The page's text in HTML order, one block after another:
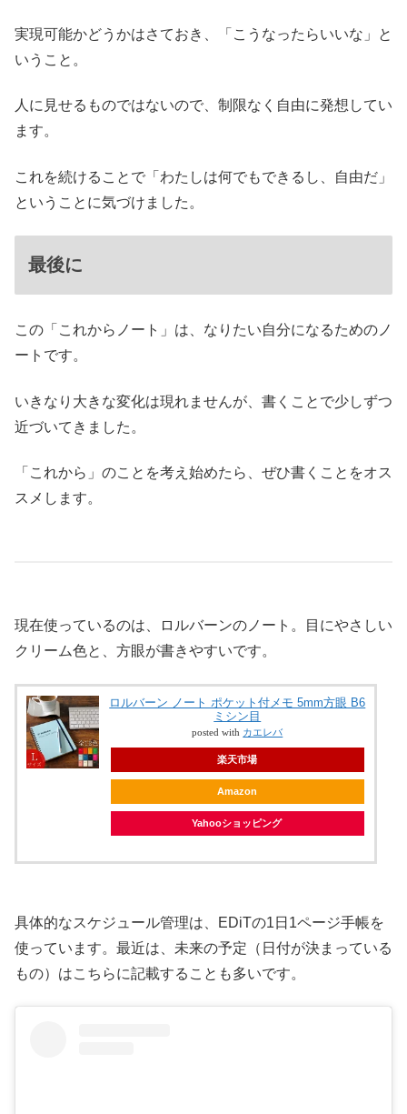
実現可能かどうかはさておき、「こうなったらいいな」と
いうこと。
人に見せるものではないので、制限なく自由に発想してい
ます。
これを続けることで「わたしは何でもできるし、自由だ」
ということに気づけました。
最後に
この「これからノート」は、なりたい自分になるためのノ
ートです。
いきなり大きな変化は現れませんが、書くことで少しずつ
近づいてきました。
「これから」のことを考え始めたら、ぜひ書くことをオス
スメします。
現在使っているのは、ロルバーンのノート。目にやさしい
クリーム色と、方眼が書きやすいです。
ロルバーン ノート ポケット付メモ 5mm方眼 B6
ミシン目
posted with カエレバ
楽天市場
Amazon
Yahooショッピング
具体的なスケジュール管理は、EDiTの1日1ページ手帳を
使っています。最近は、未来の予定（日付が決まっている
もの）はこちらに記載することも多いです。